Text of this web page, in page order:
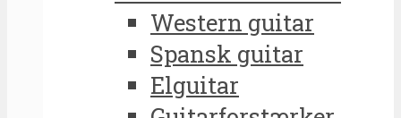
Western guitar
Spansk guitar
Elguitar